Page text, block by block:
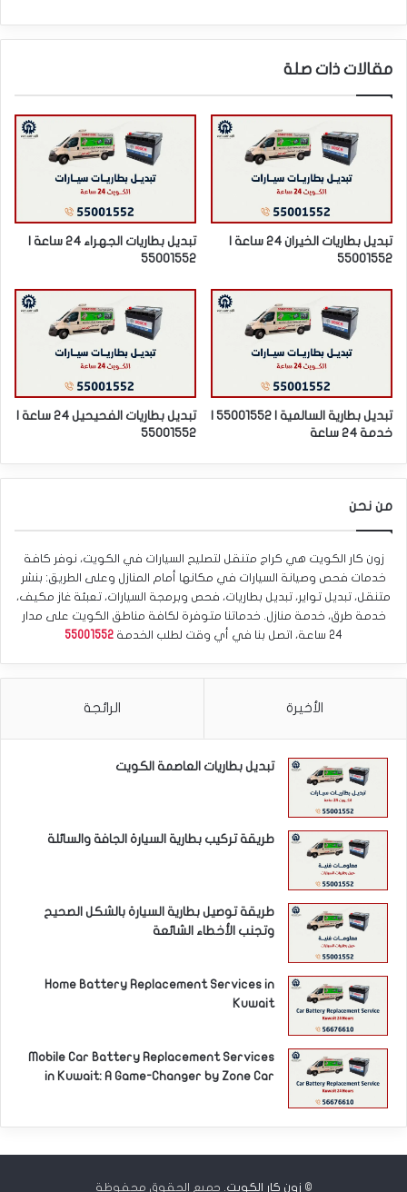
مقالات ذات صلة
تبديل بطاريات الخيران 24 ساعة |
55001552
تبديل بطاريات الجهراء 24 ساعة |
55001552
خدمة 24 ساعة
تبديل بطاريات الفحيحيل 24 ساعة |
55001552
من نحن
زون كار الكويت هي كراج متنقل لتصليح السيارات في الكويت، نوفر كافة
خدمات فحص وصيانة السيارات في مكانها أمام المنازل وعلى الطريق: بنشر
متنقل، تبديل تواير، تبديل بطاريات، فحص وبرمجة السيارات، تعبئة غاز مكيف،
خدمة طرق، خدمة منازل. خدماتنا متوفرة لكافة مناطق الكويت على مدار
24 ساعة، اتصل بنا في أي وقت لطلب الخدمة
55001552
الأخيرة الرائجة
تبديل بطاريات العاصمة الكويت
طريقة تركيب بطارية السيارة الجافة والسائلة
طريقة توصيل بطارية السيارة بالشكل الصحيح
وتجنب الأخطاء الشائعة
Home Battery Replacement Services in
Kuwait
Mobile Car Battery Replacement Services
in Kuwait: A Game-Changer by Zone Car
© زون كار الكويت. جميع الحقوق محفوظة